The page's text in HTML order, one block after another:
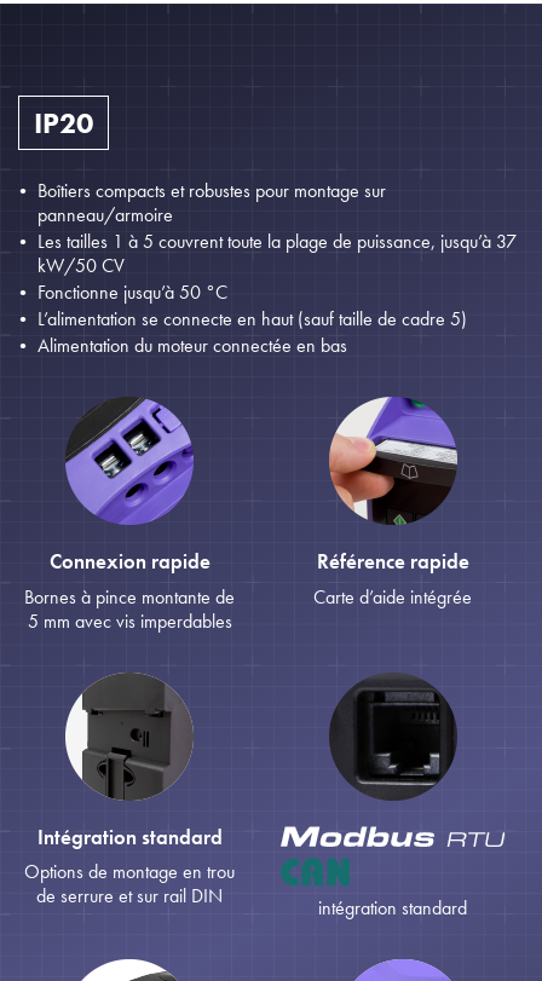
IP20
Boîtiers compacts et robustes pour montage sur
panneau/armoire
Les tailles 1 à 5 couvrent toute la plage de puissance, jusqu’à 37
kW/50 CV
Fonctionne jusqu’à 50 °C
L’alimentation se connecte en haut (sauf taille de cadre 5)
Alimentation du moteur connectée en bas
Connexion rapide
Bornes à pince montante de
5 mm avec vis imperdables
Référence rapide
Carte d’aide intégrée
Intégration standard
Options de montage en trou
de serrure et sur rail DIN
intégration standard